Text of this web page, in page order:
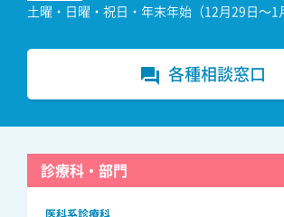
土曜・日曜・祝日・年末年始（12月29日～1
forum 各種相談窓口
診療科・部門